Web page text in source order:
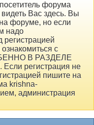
форума
Вас здесь. Вы
форуме, но если
надо
регистрацией
с
В РАЗДЕЛЕ
регистрация не
пишите на
krishna-
администрация